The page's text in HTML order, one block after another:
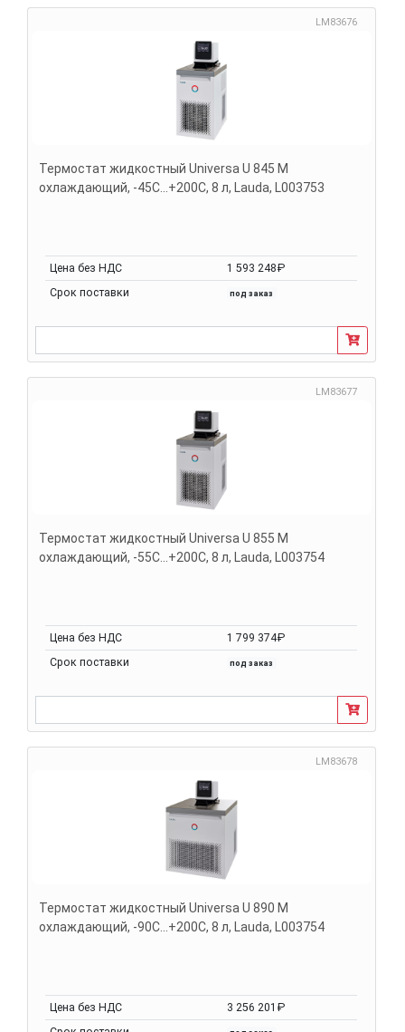
LM83676
Термостат жидкостный Universa U 845 M
охлаждающий, -45С...+200С, 8 л, Lauda, L003753
Цена без НДС
1 593 248₽
Срок поставки
под заказ
LM83677
Термостат жидкостный Universa U 855 M
охлаждающий, -55С...+200С, 8 л, Lauda, L003754
Цена без НДС
1 799 374₽
Срок поставки
под заказ
LM83678
Термостат жидкостный Universa U 890 M
охлаждающий, -90С...+200С, 8 л, Lauda, L003754
Цена без НДС
3 256 201₽